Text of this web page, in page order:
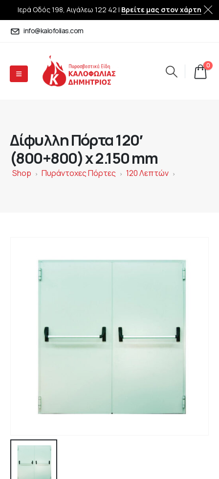
Ιερά Οδός 198, Αιγάλεω 122 42 | Βρείτε μας στον χάρτη
info@kalofolias.com
0
Δίφυλλη Πόρτα 120′
(800+800) x 2.150 mm
Shop > Πυράντοχες Πόρτες > 120 Λεπτών >